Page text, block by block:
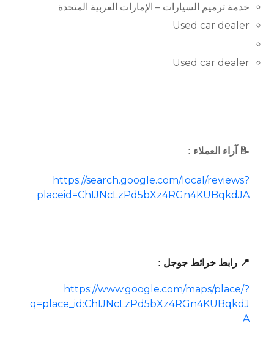
خدمة ترميم السيارات – الإمارات العربية المتحدة
Used car dealer
Used car dealer
📝 آراء العملاء :
https://search.google.com/local/reviews?
placeid=ChIJNcLzPd5bXz4RGn4KUBqkdJA
📍 رابط خرائط جوجل :
https://www.google.com/maps/place/?
q=place_id:ChIJNcLzPd5bXz4RGn4KUBqkdJ
A